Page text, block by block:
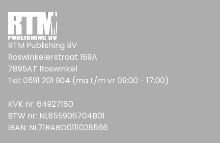
RTM Publishing BV
Roswinkelerstraat 169A
7895AT Roswinkel
Tel: 0591 201 904 (ma t/m vr 09:00 - 17:00)
KVK nr: 64927180
BTW nr: NL855906704B01
IBAN: NL71RABO0111028566